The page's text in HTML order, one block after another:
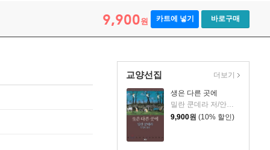
9,900원 카트에 넣기 바로구매
교양선집
생은 다른 곳에
밀란 쿤데라 저/안정효 역
9,900원 (10% 할인)
더보기